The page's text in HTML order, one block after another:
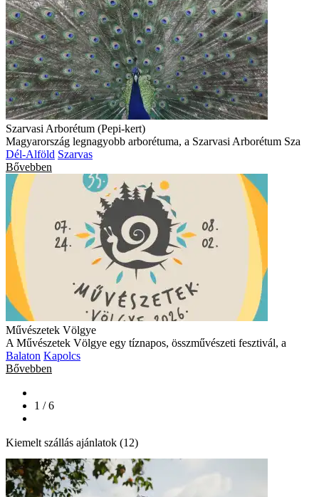
Szarvasi Arborétum (Pepi-kert)
Magyarország legnagyobb arborétuma, a Szarvasi Arborétum Sza
Dél-Alföld Szarvas
Bővebben
Művészetek Völgye
A Művészetek Völgye egy tíznapos, összművészeti fesztivál, a
Balaton Kapolcs
Bővebben
1 / 6
Kiemelt szállás ajánlatok (12)